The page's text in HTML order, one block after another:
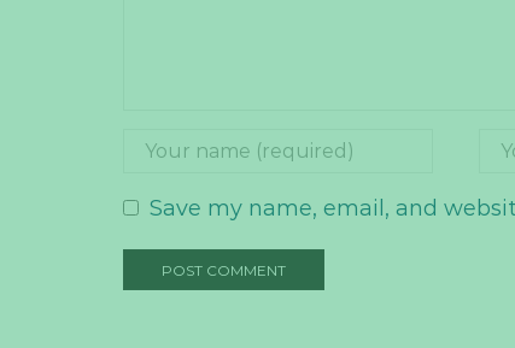
Save my name, email, and